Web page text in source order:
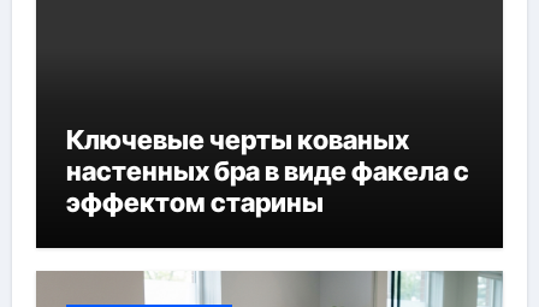
Ключевые черты кованых
настенных бра в виде факела с
эффектом старины